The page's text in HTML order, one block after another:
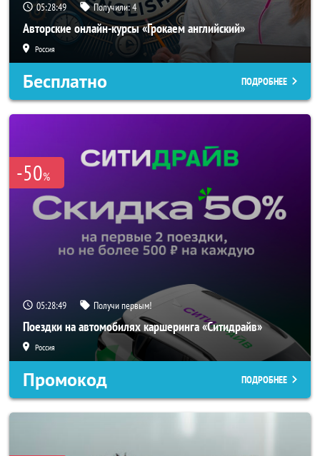
05:28:46 Получили:4
Авторские онлайн-курсы «Грокаем английский»
Россия
Бесплатно ПОДРОБНЕЕ
-50%
05:28:46 Получи первым!
Поездки на автомобилях каршеринга «Ситидрайв»
Россия
Промокод ПОДРОБНЕЕ